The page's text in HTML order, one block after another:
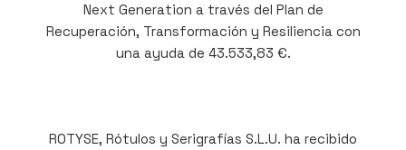
Next Generation a través del Plan de
Recuperación, Transformación y Resiliencia con
una ayuda de 43.533,83 €.
ROTYSE, Rótulos y Serigrafías S.L.U. ha recibido